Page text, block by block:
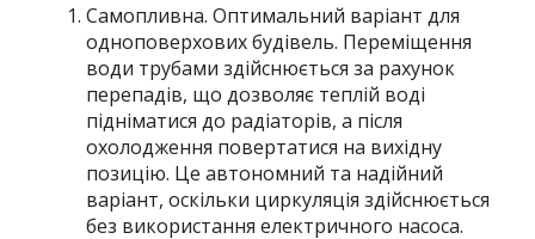
Самопливна. Оптимальний варіант для
одноповерхових будівель. Переміщення
води трубами здійснюється за рахунок
перепадів, що дозволяє теплій воді
підніматися до радіаторів, а після
охолодження повертатися на вихідну
позицію. Це автономний та надійний
варіант, оскільки циркуляція здійснюється
без використання електричного насоса.